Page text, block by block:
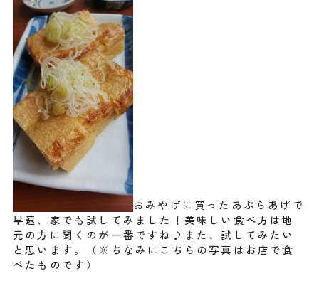
おみやげに買ったあぶらあげで
早速、家でも試してみました！美味しい食べ方は地
元の方に聞くのが一番ですね♪また、試してみたい
と思います。（※ちなみにこちらの写真はお店で食
べたものです）